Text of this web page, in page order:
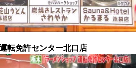
転免許センター北口店